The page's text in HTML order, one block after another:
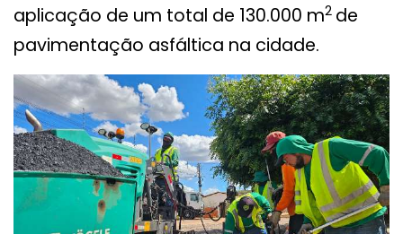
aplicação de um total de 130.000 m2 de
pavimentação asfáltica na cidade.